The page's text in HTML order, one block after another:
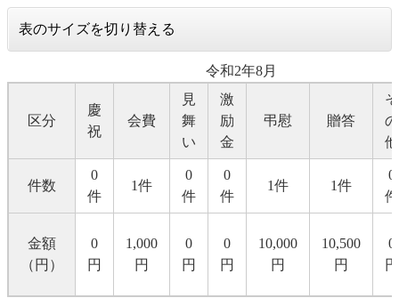
表のサイズを切り替える
令和2年8月
区分
慶
祝
会費
見
舞
い
激
励
金
弔慰 贈答
そ
の
他
件数
0
件
1件
0
件
0
件
1件 1件
0
件
金額
（円）
0
円
1,000
円
0
円
0
円
10,000
円
10,500
円
0
円